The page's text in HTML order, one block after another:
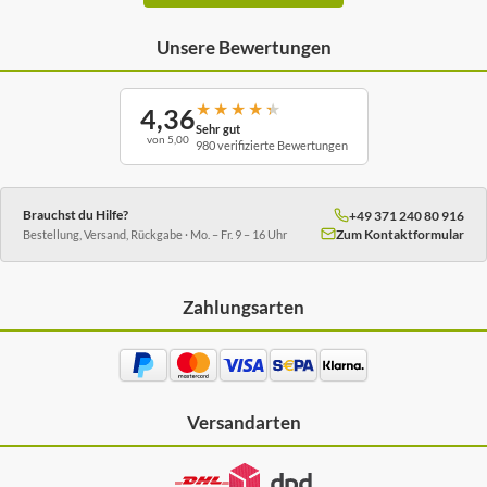
Unsere Bewertungen
4,36
von 5,00
★ ★ ★ ★ ★
Sehr gut
980 verifizierte Bewertungen
Brauchst du Hilfe?
Bestellung, Versand, Rückgabe · Mo. – Fr. 9 – 16 Uhr
+49 371 240 80 916
Zum Kontaktformular
Zahlungsarten
Versandarten